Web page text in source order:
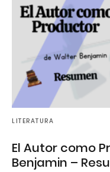
LITERATURA
El Autor como
Benjamin –